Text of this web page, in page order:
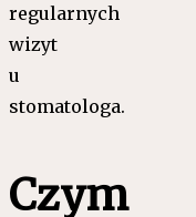
regularnych
wizyt
u
stomatologa.
Czym